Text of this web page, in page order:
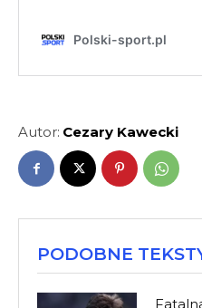
Autor: Cezary Kawecki
PODOBNE